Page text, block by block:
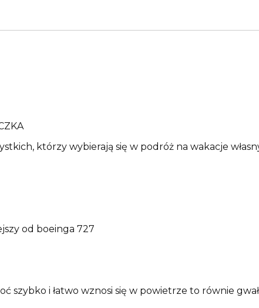
którzy wybierają się w podróż na wakacje
od boeinga 727
szybko i łatwo wznosi się w powietrze to równie